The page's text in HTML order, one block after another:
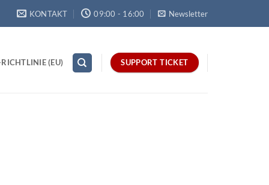
KONTAKT 09:00 - 16:00 Newsletter
(EU) SUPPORT TICKET